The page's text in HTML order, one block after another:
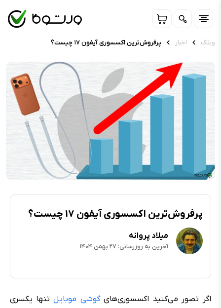
وبلاگ اخبار پرفروش‌ترین اکسسوری آیفون ۱۷ چیست؟
پرفروش‌ترین اکسسوری آیفون ۱۷ چیست؟
میلاد پروانه
آخرین به روزرسانی: ۲۷ بهمن ۱۴۰۴
اگر تصور می‌کنید اکسسوری‌هایگوشی موبایلتنها یکسری